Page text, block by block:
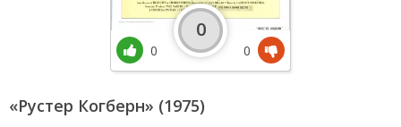
«Рустер Когберн» (1975)
0
0
0